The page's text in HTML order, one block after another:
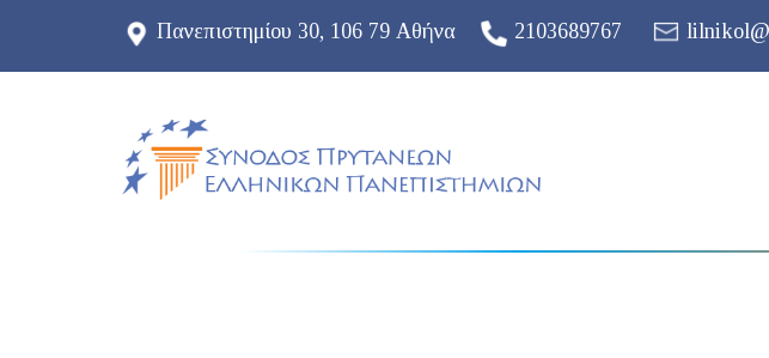
Πανεπιστημίου 30, 106 79 Αθήνα 2103689767